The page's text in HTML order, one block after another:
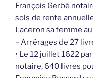
François Gerbé
sols de rente
Laceron sa femme
– Arrérages de 27
• Le 12 juillet 1622
notaire, 640 livres